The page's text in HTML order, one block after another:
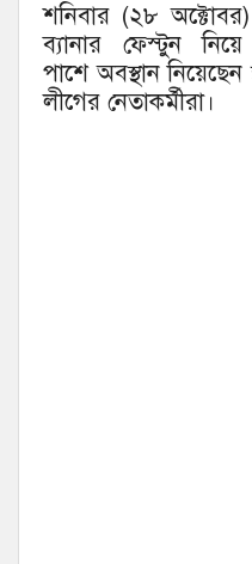
শনিবার (২৮
ব্যানার ফেস্টুন নিয়ে
পাশে অবস্থান
লীগের নেতাকর্মীরা।